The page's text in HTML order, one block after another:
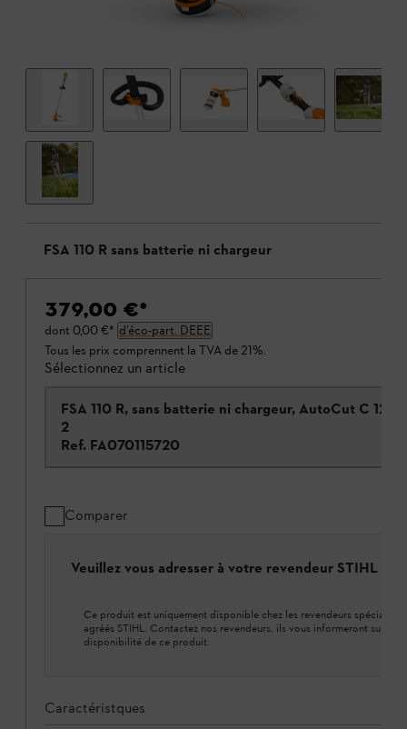
FSA 110 R sans batterie ni chargeur
379,00 €*
dont 0,00 €* d’éco-part. DEEE
Tous les prix comprennent la TVA de 21%.
Sélectionnez un article
FSA 110 R, sans batterie ni chargeur, AutoCut C 12-
2
Ref. FA070115720
Comparer
Veuillez vous adresser à votre revendeur STIHL
Ce produit est uniquement disponible chez les revendeurs spécialisés
agréés STIHL. Contactez nos revendeurs, ils vous informeront sur la
disponibilité de ce produit.
Caractéristques